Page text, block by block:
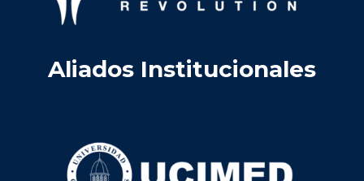
Aliados Institucionales